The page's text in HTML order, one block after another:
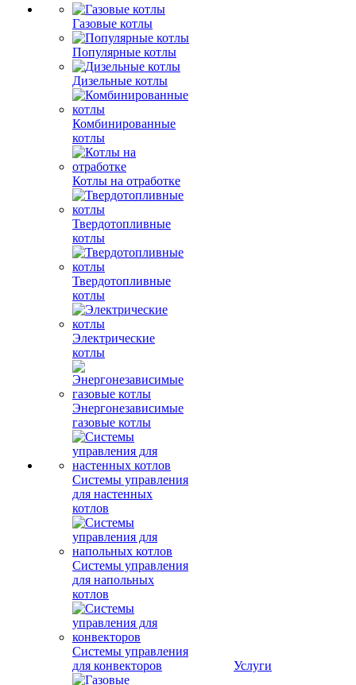
Газовые котлы
Популярные котлы
Дизельные котлы
Комбинированные
котлы
Котлы на отработке
Твердотопливные
котлы
Твердотопливные
котлы
Электрические
котлы
Энергонезависимые
газовые котлы
Системы управления
для настенных
котлов
Системы управления
для напольных
котлов
Системы управления
для конвекторов
Услуги